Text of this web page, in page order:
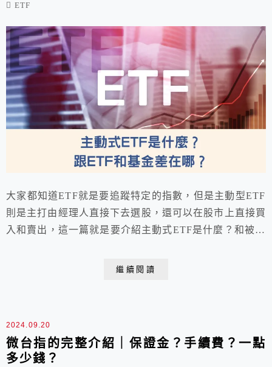
ETF
大家都知道ETF就是要追蹤特定的指數，但是主動型ETF
則是主打由經理人直接下去選股，還可以在股市上直接買
入和賣出，這一篇就是要介紹主動式ETF是什麼？和被動
繼續閱讀
2024.09.20
微台指的完整介紹｜保證金？手續費？一點
多少錢？